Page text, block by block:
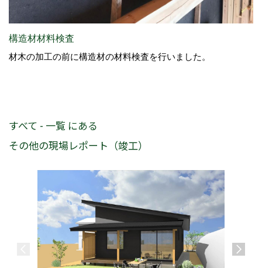
構造材材料検査
材木の加工の前に構造材の材料検査を行いました。
すべて - 一覧 にある
その他の現場レポート（竣工）